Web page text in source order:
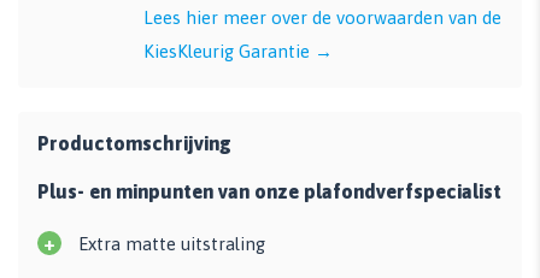
Lees hier meer over de voorwaarden van de
KiesKleurig Garantie →
Productomschrijving
Plus- en minpunten van onze plafondverfspecialist
+ Extra matte uitstraling